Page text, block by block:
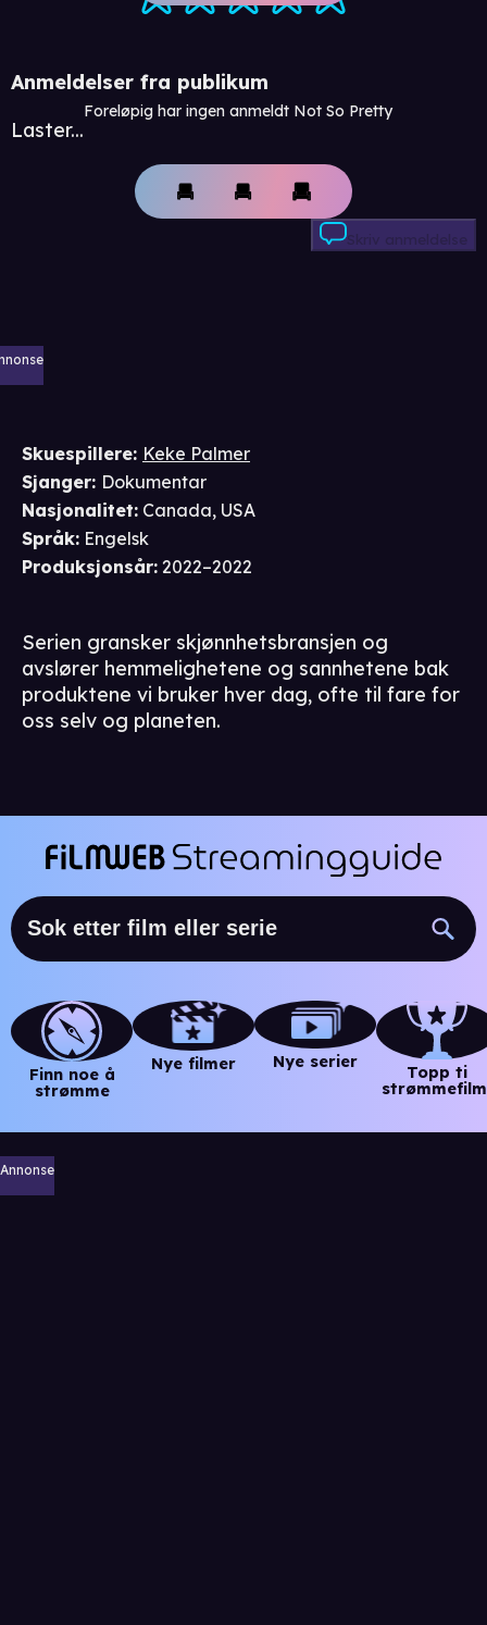
Anmeldelser fra publikum
Laster...
Foreløpig har ingen anmeldt Not So Pretty
Skriv anmeldelse
Skuespillere: Keke Palmer
Sjanger: Dokumentar
Nasjonalitet: Canada, USA
Språk: Engelsk
Produksjonsår: 2022–2022
Serien gransker skjønnhetsbransjen og
avslører hemmelighetene og sannhetene bak
produktene vi bruker hver dag, ofte til fare for
oss selv og planeten.
Finn noe å
strømme
Nye filmer Nye serier
Topp ti
Annonse